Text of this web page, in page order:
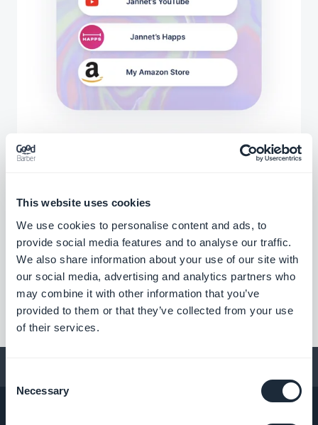
This website uses cookies
We use cookies to personalise content and ads, to
provide social media features and to analyse our traffic.
We also share information about your use of our site with
our social media, advertising and analytics partners who
may combine it with other information that you’ve
provided to them or that they’ve collected from your use
of their services.
Selection
Necessary
Extensions associées